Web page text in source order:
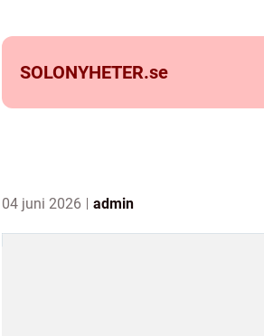
SOLONYHETER.se
04 juni 2026 admin